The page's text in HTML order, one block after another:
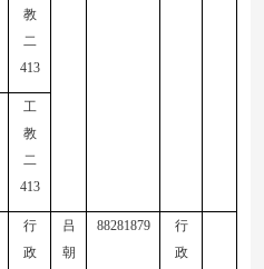
教
二
413
工
教
二
413
行
政
吕
朝
88281879
行
政